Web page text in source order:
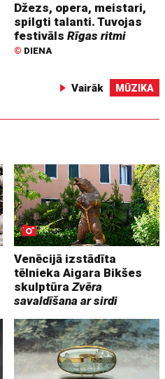
Džezs, opera, meistari,
spilgti talanti. Tuvojas
festivālsRīgas ritmi
© DIENA
Vairāk MŪZIKA
Venēcijā izstādīta
tēlnieka Aigara Bikšes
skulptūraZvēra
savaldīšana ar sirdi